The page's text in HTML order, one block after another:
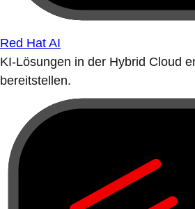
Red Hat AI
KI-Lösungen in der Hybrid Cloud
bereitstellen.